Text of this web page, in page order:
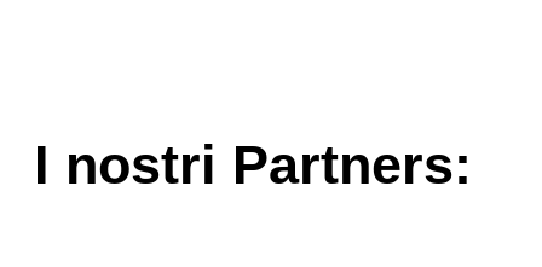
I nostri Partners: